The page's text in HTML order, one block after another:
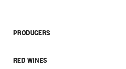
PRODUCERS
RED WINES